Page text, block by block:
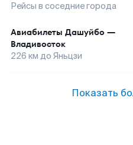
Рейсы в соседние города
Авиабилеты Дашуйбо —
Владивосток
226 км до Яньцзи
Показать